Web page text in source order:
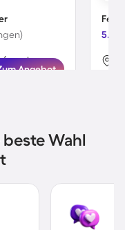
Roquebrune-sur-Argens, Département Var, Frankreich
Angebot
5.0
Wahl